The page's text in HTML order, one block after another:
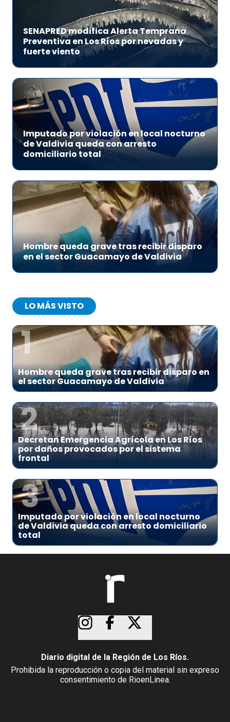
SENAPRED modifica Alerta Temprana
Preventiva en Los Ríos por nevadas y
fuerte viento
Imputado por violación en local nocturno
de Valdivia queda con arresto
domiciliario total
Hombre queda grave tras recibir disparo
en el sector Guacamayo de Valdivia
LO MÁS VISTO
1
Hombre queda grave tras recibir disparo en
el sector Guacamayo de Valdivia
2
Decretan Emergencia Agrícola en Los Ríos
por daños provocados por el sistema
frontal
3
Imputado por violación en local nocturno
de Valdivia queda con arresto domiciliario
total
Diario digital de la Región de Los Ríos.
Prohibida la reproducción o copia del material sin expreso
consentimiento de RioenLinea.